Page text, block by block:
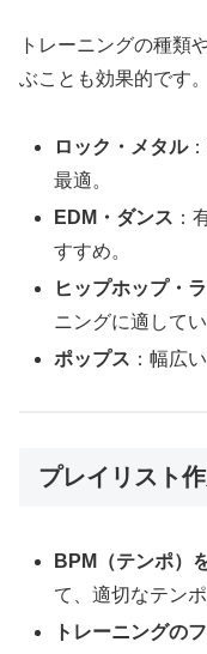
トレーニングの種類
ぶことも効果的です。
ロック・メタル
最適。
EDM・ダンス ：
すすめ。
ヒップホップ・
ニングに適してい
ポップス ：幅広
プレイリスト
BPM（テンポ）
て、適切なテン
トレーニングの